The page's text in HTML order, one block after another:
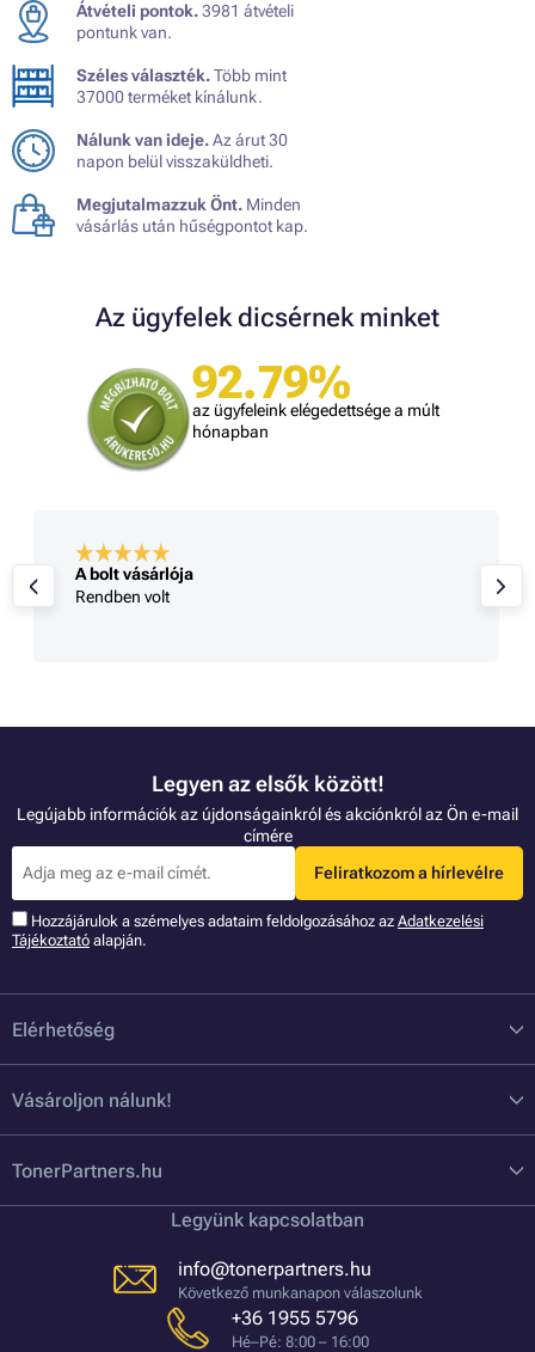
Átvételi pontok.3981 átvételi
pontunk van.
Széles választék.Több mint
37000 terméket kínálunk.
Nálunk van ideje.Az árut 30
napon belül visszaküldheti.
Megjutalmazzuk Önt. Minden
vásárlás után hűségpontot kap.
Az ügyfelek dicsérnek minket
92.79%
az ügyfeleink elégedettsége a múlt
hónapban
A bolt vásárlója
Rendben volt
Legyen az elsők között!
Legújabb információk az újdonságainkról és akciónkról az Ön e-mail
címére
Feliratkozom a hírlevélre
Hozzájárulok a szémelyes adataim feldolgozásához az Adatkezelési
Tájékoztató alapján.
Elérhetőség
Vásároljon nálunk!
TonerPartners.hu
Legyünk kapcsolatban
info@tonerpartners.hu
Következő munkanapon válaszolunk
+36 1955 5796
Hé–Pé: 8:00 – 16:00